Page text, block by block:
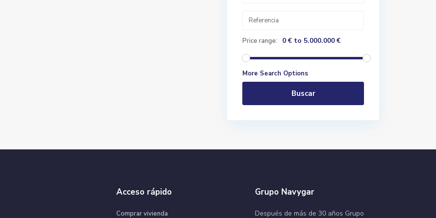
Price range: 0 € to 5.000.000 €
More Search Options
Buscar
Acceso rápido
Comprar vivienda
Grupo Navygar
Después de más de 30 años Grupo